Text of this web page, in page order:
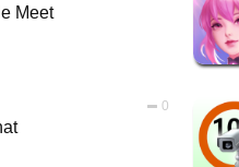
Meet
0